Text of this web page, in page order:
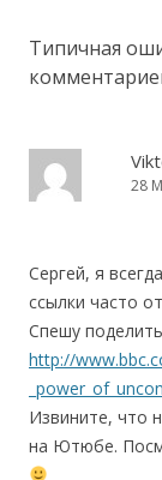
Типичная
28
Сергей, я
ссылки часто
Спешу
http://
Извините, что
на Ютюбе.